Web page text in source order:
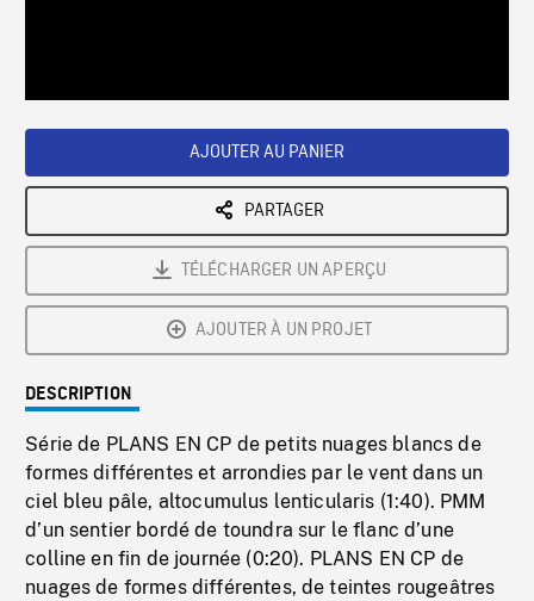
AJOUTER AU PANIER
PARTAGER
TÉLÉCHARGER UN APERÇU
AJOUTER À UN PROJET
DESCRIPTION
Série de PLANS EN CP de petits nuages blancs de
formes différentes et arrondies par le vent dans un
ciel bleu pâle, altocumulus lenticularis (1:40). PMM
d’un sentier bordé de toundra sur le flanc d’une
colline en fin de journée (0:20). PLANS EN CP de
nuages de formes différentes, de teintes rougeâtres